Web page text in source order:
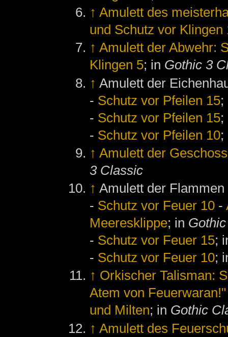
↑ Amulett des
und Schutz vor Klingen
↑ Amulett der Abwehr:
Klingen 5; in Gothic 3
↑ Amulett der
- Schutz vor Pfeilen 15
- Schutz vor Pfeilen 15
- Schutz vor Pfeilen 10
↑ Amulett der
3 Classic
↑ Amulett der Flammen
- Schutz vor Feuer 10 -
Meeresklippe; in
- Schutz vor Feuer 15;
- Schutz vor Feuer 10;
↑ Orkischer Talisman:
Atem von Feuerwaran!"
und Milten; in Gothic
↑ Amulett des